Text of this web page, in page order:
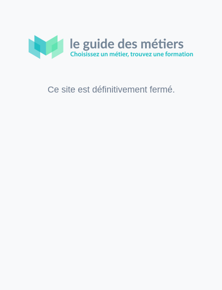
Ce site est définitivement fermé.